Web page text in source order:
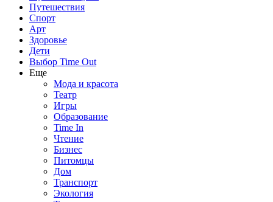
Путешествия
Спорт
Арт
Здоровье
Дети
Выбор Time Out
Еще
Мода и красота
Театр
Игры
Образование
Time In
Чтение
Бизнес
Питомцы
Дом
Транспорт
Экология